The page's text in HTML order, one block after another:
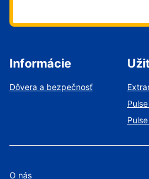
Informácie
Dôvera a bezpečnosť
O nás